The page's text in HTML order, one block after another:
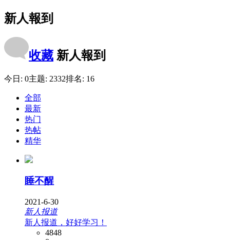
新人報到
收藏 新人報到
今日: 0主题: 2332排名: 16
全部
最新
热门
热帖
精华
睡不醒
2021-6-30
新人报道
新人报道，好好学习！
4848